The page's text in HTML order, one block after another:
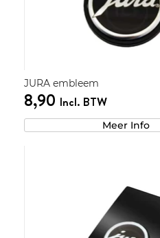
JURA embleem
8,90 Incl. BTW
Meer Info